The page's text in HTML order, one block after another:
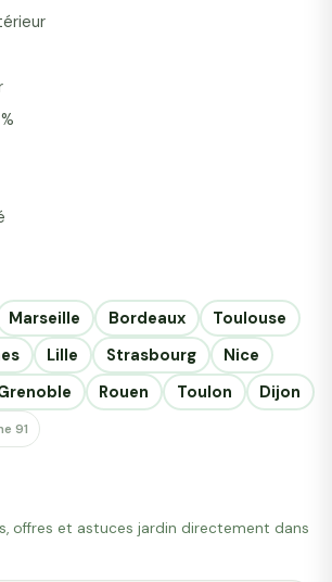
Marseille Bordeaux
Toulouse
Lille Strasbourg
Nice
Rouen Toulon
Dijon
91
offres et astuces jardin directement dans